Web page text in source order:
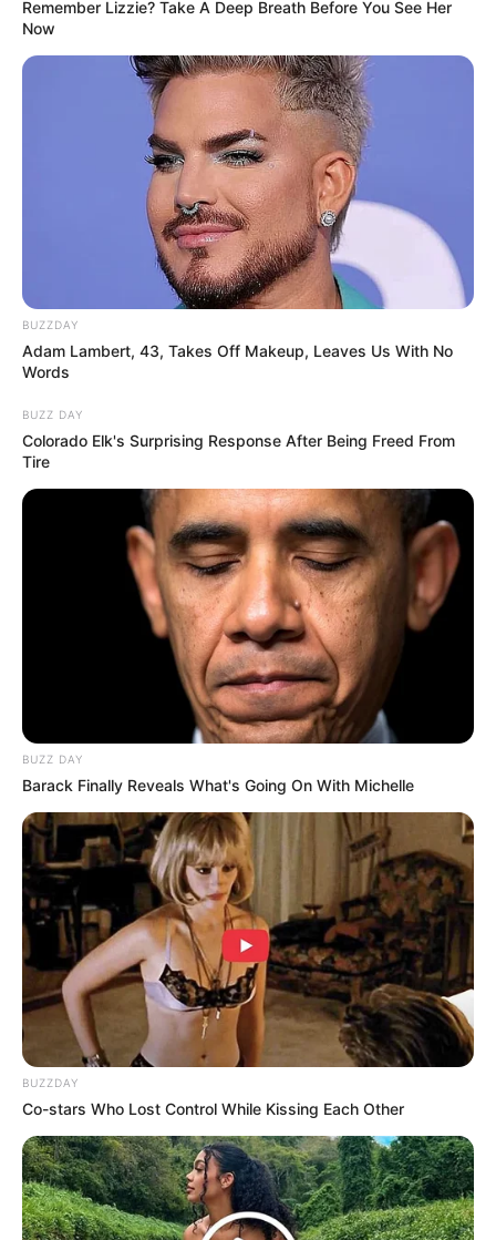
Windah Basudara asalnya dari mana?
Dia berasal dari Manado, Sulawesi Utara.
Kapan Windah Basudara merayakan ulang tahunnya?
Dia merayakannya pada tanggal 14 Maret.
Agamanya adalah Kristen.
Berapa tinggi Windah Basudara?
Tidak diketahui berapa tingginya.
Siapa orang tua Windah Basudara?
Dia tidak mengungkapkan nama ayah dan ibunya.
Apakah Windah Basudara
Tidak, dia saat ini belum menikah. Tapi ia berpacaran dengan
Sesillia Agnes.
Siapa mantan pacar Windah Basudara?
Tidak diketahui siapa mantan pacarnya.
Berapa Kekayaan Windah Basudara?
Tidak diketahui pasti berapa kekayaannya.
Apa kewarganegaraan Windah Basudara?
Kewarganegaraannya adalah Indonesia.
Meski sebelumnya bekerja sebagai pegawai kafe, restoran, hingga
hotel, Windah Basudara tak ragu untuk banting setir menjadi
seorang konten kreator.
Ia mampu menjadikan hobinya dalam bermain
gameuntuk
meraup pundi-pundi rupiah.
TAGS SELEBRITI INDONESIA WINDAH BASUDARA YOUTUBER
Remember Lizzie? Take A Deep Breath Before You See Her
Now
BUZZDAY
Adam Lambert, 43, Takes Off Makeup, Leaves Us With No
Words
BUZZ DAY
Colorado Elk's Surprising Response After Being Freed From
Tire
BUZZ DAY
Barack Finally Reveals What's Going On With Michelle
BUZZDAY
Co-stars Who Lost Control While Kissing Each Other